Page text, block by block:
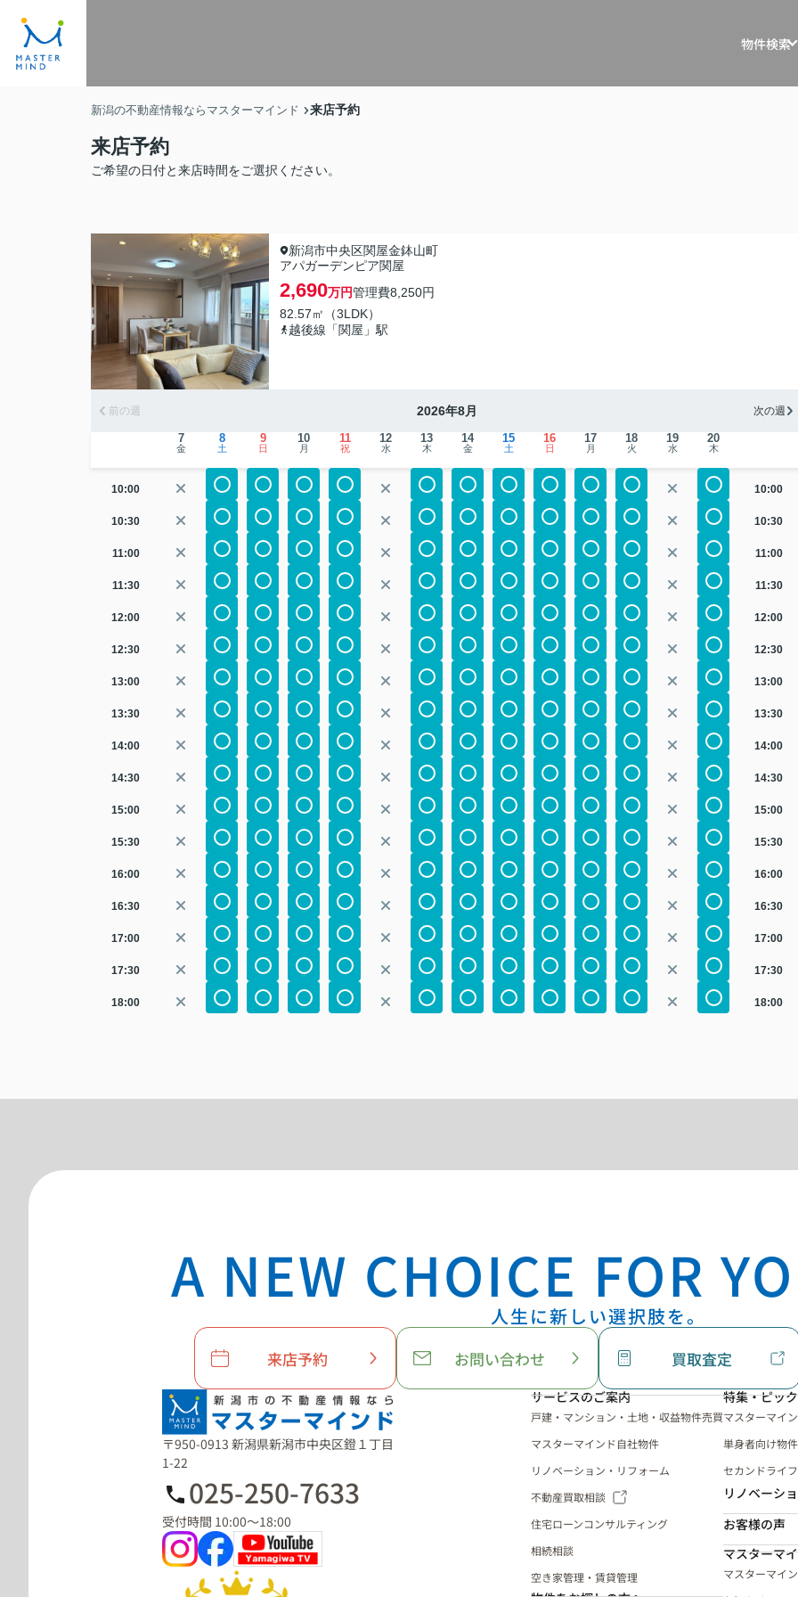
物件検索
戸建を探す
戸建・マ
新潟の不動産情報ならマスターマインド 来店予約
来店予約
ご希望の日付と来店時間をご選択ください。
新潟市中央区関屋金鉢山町
アパガーデンピア関屋
2,690万円管理費8,250円
82.57㎡（3LDK）
越後線「関屋」駅
前の週 2026年8月 次の週
7
金
8
土
9
日
10
月
11
祝
12
水
13
木
14
金
15
土
16
日
17
月
18
火
19
水
20
木
10:00 10:00
10:30 10:30
11:00 11:00
11:30 11:30
12:00 12:00
12:30 12:30
13:00 13:00
13:30 13:30
14:00 14:00
14:30 14:30
15:00 15:00
15:30 15:30
16:00 16:00
16:30 16:30
17:00 17:00
17:30 17:30
18:00 18:00
A NEW CHOICE FOR
人生に新しい選択肢を。
来店予約 お問い合わせ 買取査定
〒950-0913 新潟県新潟市中央区鐙１丁目
1-22
025-250-7633
受付時間 10:00～18:00
サービスのご案内
戸建・マンション・土地・収益物件売買
マスターマインド自社物件
リノベーション・リフォーム
不動産買取相談
住宅ローンコンサルティング
相続相談
空き家管理・賃貸管理
特集・ピッ
マスターマイ
単身者向け物件
セカンドライ
リノベーシ
お客様の声
マスターマ
マスターマイ